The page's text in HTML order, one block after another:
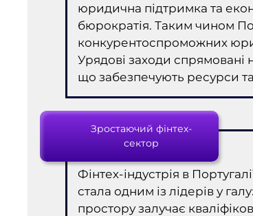
юридична підтримка та
бюрократія. Таким чином
конкурентоспроможних
Урядові заходи спрямовані
що забезпечують ресурси
Зростаючий фінтех-
сектор
Фінтех-індустрія в
стала одним із лідерів у
простору залучає